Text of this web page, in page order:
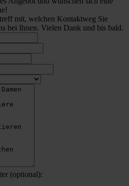
mit, welchen Kontaktweg Sie
bei Ihnen. Vielen Dank und bis bald.
(optional):